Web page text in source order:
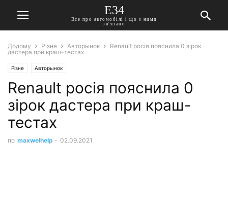
E34
Все про автомобілі і що з ними
зв'язано
Додому Різне Авторынок
Renault росія пояснила 0 зірок
дастера при краш-тестах
Різне Авторынок
Renault росія пояснила 0
зірок дастера при краш-
тестах
по maxwelhelp - 02.09.2021